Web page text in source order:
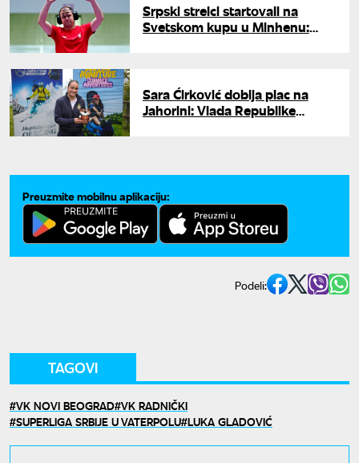
Srpski strelci startovali na
Svetskom kupu u Minhenu:
Sara Ćirković dobija plac na
Jahorini: Vlada Republike
Preuzmite mobilnu aplikaciju:
Podeli:
TAGOVI
VK NOVI BEOGRAD VK RADNIČKI
SUPERLIGA SRBIJE U VATERPOLU LUKA GLADOVIĆ